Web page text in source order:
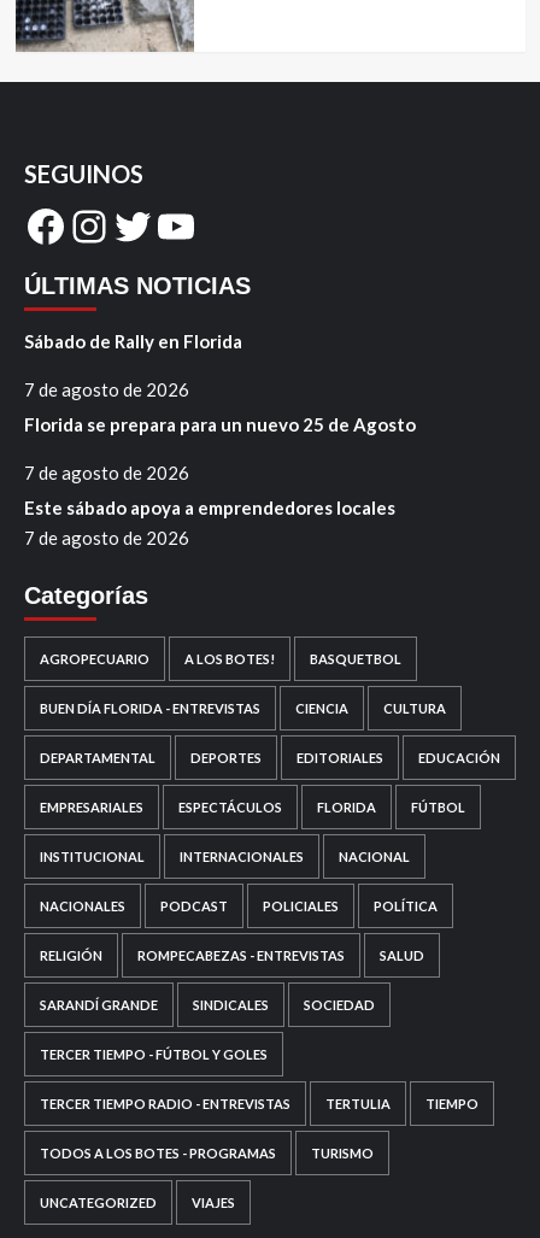
SEGUINOS
Facebook
Instagram
Twitter
YouTube
ÚLTIMAS NOTICIAS
Sábado de Rally en Florida
7 de agosto de 2026
Florida se prepara para un nuevo 25 de Agosto
7 de agosto de 2026
Este sábado apoya a emprendedores locales
7 de agosto de 2026
Categorías
AGROPECUARIO A LOS BOTES! BASQUETBOL
BUEN DÍA FLORIDA - ENTREVISTAS CIENCIA CULTURA
DEPARTAMENTAL DEPORTES EDITORIALES EDUCACIÓN
EMPRESARIALES ESPECTÁCULOS FLORIDA FÚTBOL
INSTITUCIONAL INTERNACIONALES NACIONAL
NACIONALES PODCAST POLICIALES POLÍTICA
RELIGIÓN ROMPECABEZAS - ENTREVISTAS SALUD
SARANDÍ GRANDE SINDICALES SOCIEDAD
TERCER TIEMPO - FÚTBOL Y GOLES
TERCER TIEMPO RADIO - ENTREVISTAS TERTULIA TIEMPO
TODOS A LOS BOTES - PROGRAMAS TURISMO
UNCATEGORIZED VIAJES